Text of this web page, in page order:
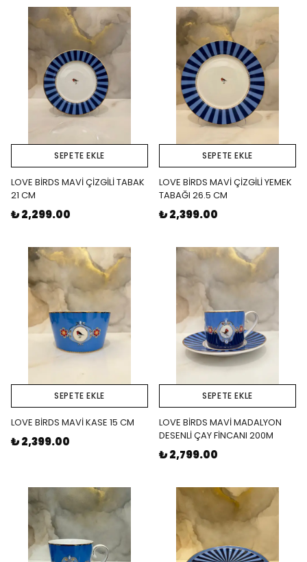
SEPETE EKLE
LOVE BİRDS MAVİ ÇİZGİLİ TABAK
21 CM
₺ 2,299.00
SEPETE EKLE
LOVE BİRDS MAVİ ÇİZGİLİ YEMEK
TABAĞI 26.5 CM
₺ 2,399.00
SEPETE EKLE
LOVE BİRDS MAVİ KASE 15 CM
₺ 2,399.00
SEPETE EKLE
LOVE BİRDS MAVİ MADALYON
DESENLİ ÇAY FİNCANI 200M
₺ 2,799.00